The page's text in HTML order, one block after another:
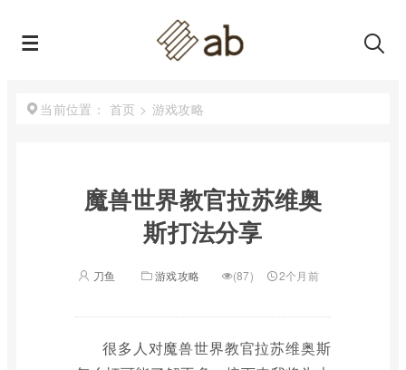
当前位置： 首页 > 游戏攻略
魔兽世界教官拉苏维奥
斯打法分享
刀鱼 游戏攻略 (87) 2个月前
很多人对魔兽世界教官拉苏维奥斯